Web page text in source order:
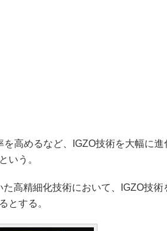
高めるなど、IGZO技術を大幅に進
いう。
高精細化技術において、IGZO技術
とする。